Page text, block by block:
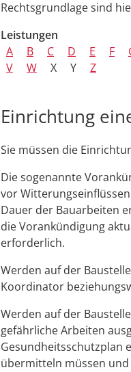
Rechtsgrundlage sind
Leistungen
A
B C D E F
V
W X Y Z
Einrichtung
Sie müssen die
Die sogenannte
vor
Dauer der Bauarbeiten
die Vorankündigung
erforderlich.
Werden auf der
Koordinator
Werden auf der
gefährliche Arbeiten
Gesundheitsschutzplan
übermitteln müssen